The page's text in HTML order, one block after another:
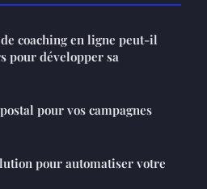
coaching en ligne peut-il
pour développer sa
pour vos campagnes
pour automatiser votre